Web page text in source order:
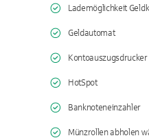
Lademöglichkeit
Geldautomat
Kontoauszugsdrucker
HotSpot
Banknoteneinzahler
Münzrollen abholen